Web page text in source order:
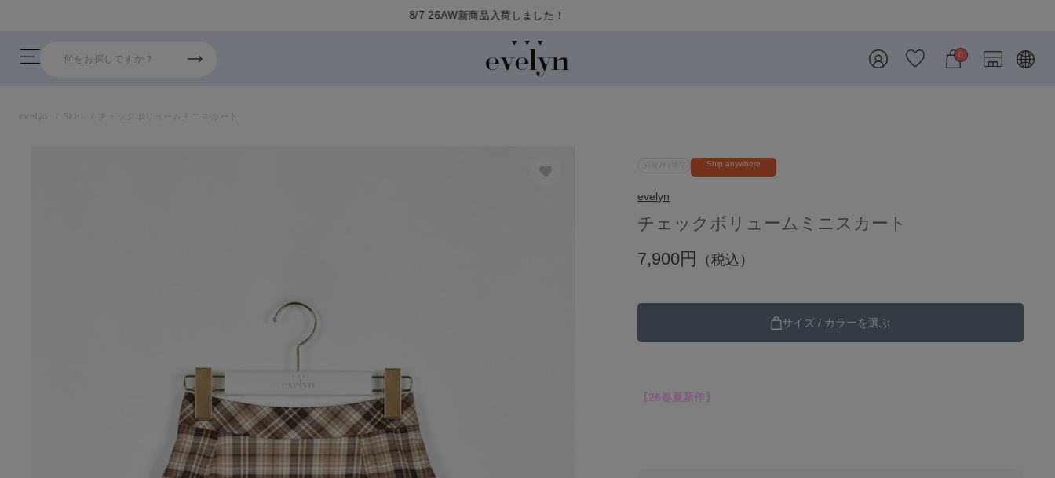
0
evelyn Skirt チェックボリュームミニスカート
Ship anywhere
evelyn
チェックボリュームミニスカート
7,900円
（税込）
サイズ / カラーを選ぶ
【26春夏新作】